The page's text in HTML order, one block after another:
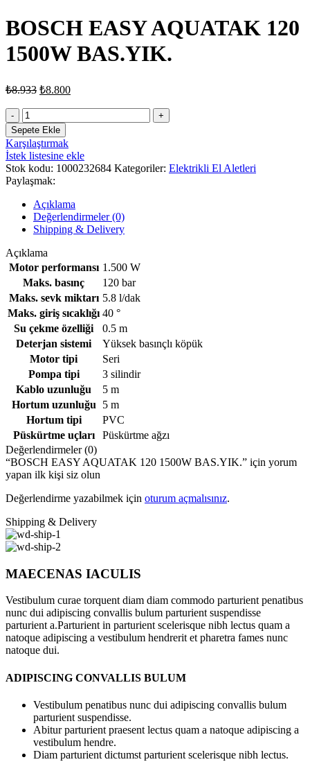
BOSCH EASY AQUATAK 120
1500W BAS.YIK.
₺8.933 ₺8.800
BOSCH
EASY
AQUATAK
120
1500W
BAS.YIK.
adet
Sepete Ekle
Karşılaştırmak
İstek listesine ekle
Stok kodu: 1000232684 Kategoriler: Elektrikli El Aletleri
Paylaşmak:
Açıklama
Değerlendirmeler (0)
Shipping & Delivery
Açıklama
Motor performansı 1.500 W
Maks. basınç
120 bar
Maks. sevk miktarı 5.8 l/dak
Maks. giriş sıcaklığı 40 °
Su çekme özelliği
0.5 m
Deterjan sistemi
Yüksek basınçlı köpük
Motor tipi
Seri
Pompa tipi
3 silindir
Kablo uzunluğu
5 m
Hortum uzunluğu
5 m
Hortum tipi
‎PVC
Püskürtme uçları
Püskürtme ağzı
Değerlendirmeler (0)
“BOSCH EASY AQUATAK 120 1500W BAS.YIK.” için yorum
yapan ilk kişi siz olun
Değerlendirme yazabilmek için oturum açmalısınız.
Shipping & Delivery
MAECENAS IACULIS
Vestibulum curae torquent diam diam commodo parturient penatibus
nunc dui adipiscing convallis bulum parturient suspendisse
parturient a.Parturient in parturient scelerisque nibh lectus quam a
natoque adipiscing a vestibulum hendrerit et pharetra fames nunc
natoque dui.
ADIPISCING CONVALLIS BULUM
Vestibulum penatibus nunc dui adipiscing convallis bulum
parturient suspendisse.
Abitur parturient praesent lectus quam a natoque adipiscing a
vestibulum hendre.
Diam parturient dictumst parturient scelerisque nibh lectus.